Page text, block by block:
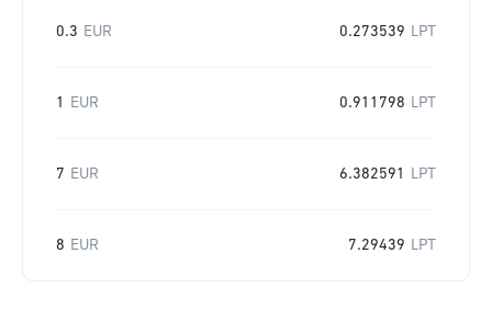
0.3 EUR 0.273539 LPT
1 EUR 0.911798 LPT
7 EUR 6.382591 LPT
8 EUR 7.29439 LPT